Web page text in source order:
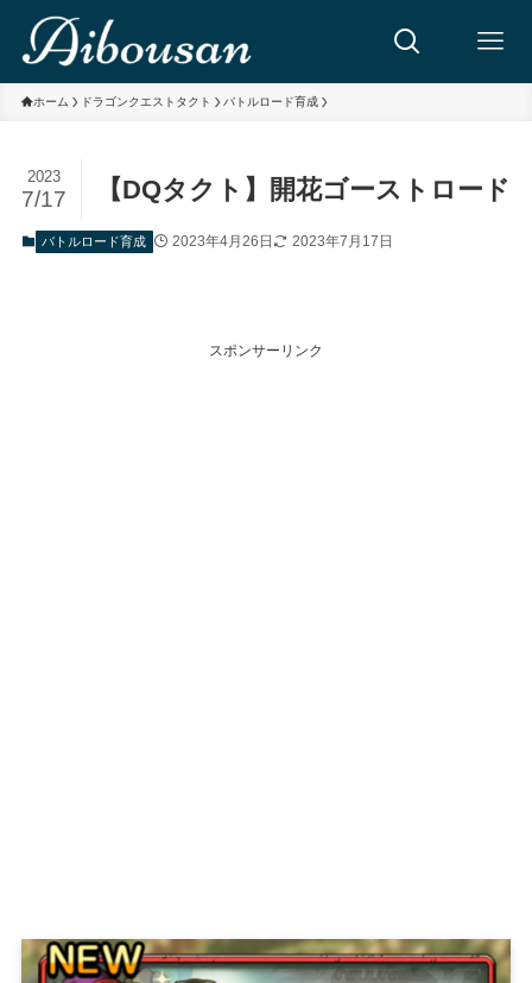
ホーム ドラゴンクエストタクト バトルロード育成
【DQタクト】開花ゴーストロード
2023
7/17
バトルロード育成 2023年4月26日 2023年7月17日
スポンサーリンク